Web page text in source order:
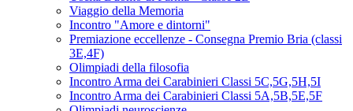
Viaggio della Memoria
Incontro "Amore e dintorni"
Premiazione eccellenze - Consegna Premio Bria (classi
3E,4F)
Olimpiadi della filosofia
Incontro Arma dei Carabinieri Classi 5C,5G,5H,5I
Incontro Arma dei Carabinieri Classi 5A,5B,5E,5F